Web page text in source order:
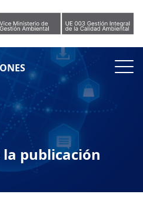
la publicación